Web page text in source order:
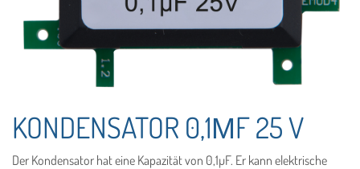
KONDENSATOR 0,1ΜF 25 V
Der Kondensator hat eine Kapazität von 0,1µF. Er kann elektrische